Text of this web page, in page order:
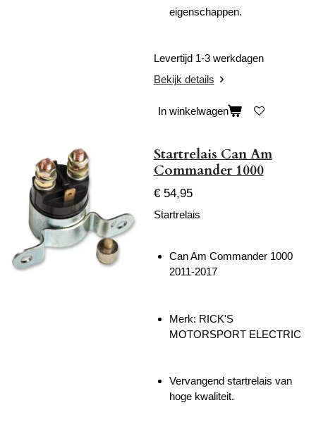
eigenschappen.
Levertijd 1-3 werkdagen
Bekijk details
In winkelwagen
Startrelais Can Am
Commander 1000
€ 54,95
Startrelais
Can Am Commander 1000
2011-2017
Merk: RICK'S
MOTORSPORT ELECTRIC
Vervangend startrelais van
hoge kwaliteit.